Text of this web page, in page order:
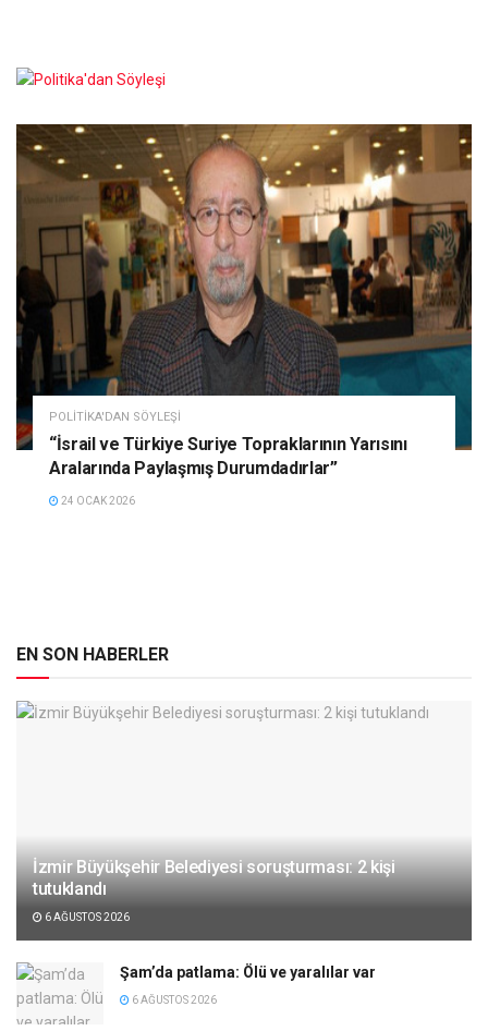
POLITIKA'DAN SÖYLEŞI
“İsrail ve Türkiye Suriye Topraklarının Yarısını
Aralarında Paylaşmış Durumdadırlar”
24 OCAK 2026
EN SON HABERLER
İzmir Büyükşehir Belediyesi soruşturması: 2 kişi
tutuklandı
6 AĞUSTOS 2026
Şam’da patlama: Ölü ve yaralılar var
6 AĞUSTOS 2026